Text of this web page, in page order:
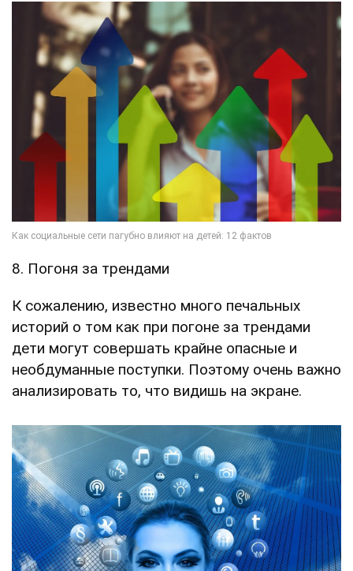
8. Погоня за трендами
К сожалению, известно много печальных
историй о том как при погоне за трендами
дети могут совершать крайне опасные и
необдуманные поступки. Поэтому очень важно
анализировать то, что видишь на экране.